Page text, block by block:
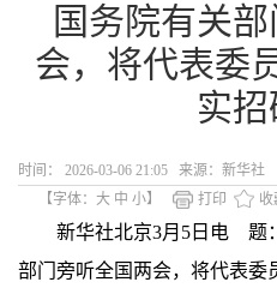
国务院有关
会，将代表委
实
时间： 2026-03-06 21:05 来源：新华社
【字体： 大 中 小】 打印 收
新华社北京3月5日电 题
部门旁听全国两会，将代表委